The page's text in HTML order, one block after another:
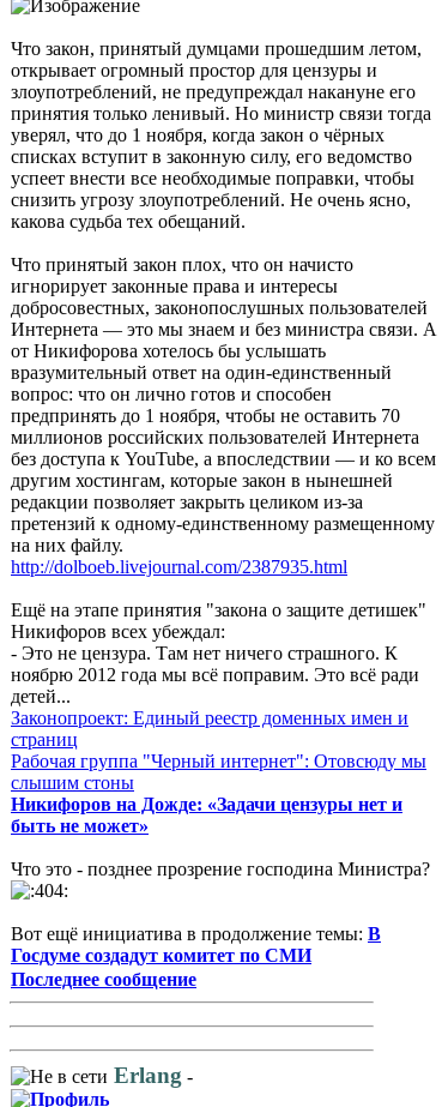
Что закон, принятый думцами прошедшим летом,
открывает огромный простор для цензуры и
злоупотреблений, не предупреждал накануне его
принятия только ленивый. Но министр связи тогда
уверял, что до 1 ноября, когда закон о чёрных
списках вступит в законную силу, его ведомство
успеет внести все необходимые поправки, чтобы
снизить угрозу злоупотреблений. Не очень ясно,
какова судьба тех обещаний.
Что принятый закон плох, что он начисто
игнорирует законные права и интересы
добросовестных, законопослушных пользователей
Интернета — это мы знаем и без министра связи. А
от Никифорова хотелось бы услышать
вразумительный ответ на один-единственный
вопрос: что он лично готов и способен
предпринять до 1 ноября, чтобы не оставить 70
миллионов российских пользователей Интернета
без доступа к YouTube, а впоследствии — и ко всем
другим хостингам, которые закон в нынешней
редакции позволяет закрыть целиком из-за
претензий к одному-единственному размещенному
на них файлу.
http://dolboeb.livejournal.com/2387935.html
Ещё на этапе принятия "закона о защите детишек"
Никифоров всех убеждал:
- Это не цензура. Там нет ничего страшного. К
ноябрю 2012 года мы всё поправим. Это всё ради
детей...
Законопроект: Единый реестр доменных имен и
страниц
Рабочая группа "Черный интернет": Отовсюду мы
слышим стоны
Никифоров на Дожде: «Задачи цензуры нет и
быть не может»
Что это - позднее прозрение господина Министра?
Вот ещё инициатива в продолжение темы: В
Госдуме создадут комитет по СМИ
Последнее сообщение
Erlang -